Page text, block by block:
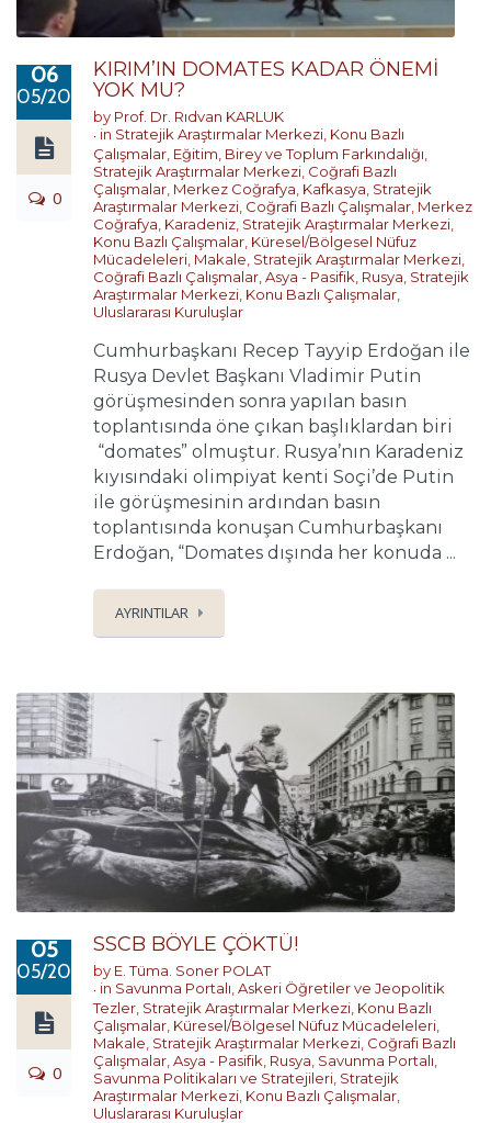
06
05/2017
0
KIRIM’IN DOMATES KADAR ÖNEMİ
YOK MU?
by Prof. Dr. Rıdvan KARLUK
in Stratejik Araştırmalar Merkezi Konu Bazlı
Çalışmalar Eğitim, Birey ve Toplum Farkındalığı
Stratejik Araştırmalar Merkezi Coğrafi Bazlı
Çalışmalar Merkez Coğrafya Kafkasya Stratejik
Araştırmalar Merkezi Coğrafi Bazlı Çalışmalar Merkez
Coğrafya Karadeniz Stratejik Araştırmalar Merkezi
Konu Bazlı Çalışmalar Küresel/Bölgesel Nüfuz
Mücadeleleri Makale Stratejik Araştırmalar Merkezi
Coğrafi Bazlı Çalışmalar Asya - Pasifik Rusya Stratejik
Araştırmalar Merkezi Konu Bazlı Çalışmalar
Uluslararası Kuruluşlar
Cumhurbaşkanı Recep Tayyip Erdoğan ile
Rusya Devlet Başkanı Vladimir Putin
görüşmesinden sonra yapılan basın
toplantısında öne çıkan başlıklardan biri
“domates” olmuştur. Rusya’nın Karadeniz
kıyısındaki olimpiyat kenti Soçi’de Putin
ile görüşmesinin ardından basın
toplantısında konuşan Cumhurbaşkanı
Erdoğan, “Domates dışında her konuda ...
AYRINTILAR
05
05/2017
0
SSCB BÖYLE ÇÖKTÜ!
by E. Tüma. Soner POLAT
in Savunma Portalı Askeri Öğretiler ve Jeopolitik
Tezler Stratejik Araştırmalar Merkezi Konu Bazlı
Çalışmalar Küresel/Bölgesel Nüfuz Mücadeleleri
Makale Stratejik Araştırmalar Merkezi Coğrafi Bazlı
Çalışmalar Asya - Pasifik Rusya Savunma Portalı
Savunma Politikaları ve Stratejileri Stratejik
Araştırmalar Merkezi Konu Bazlı Çalışmalar
Uluslararası Kuruluşlar